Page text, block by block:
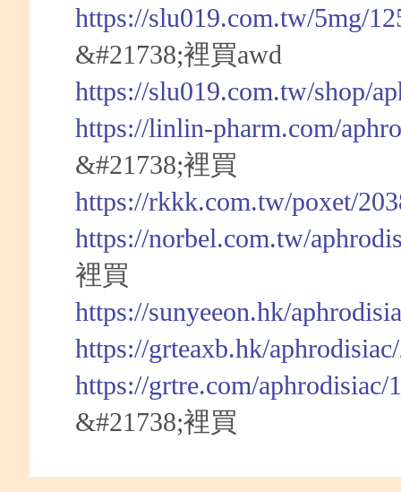
https://slu019.com.tw/5mg/
&#21738;裡買awd
https://slu019.com.tw/shop/
https://linlin-pharm.com/
&#21738;裡買
https://rkkk.com.tw/poxet/
https://norbel.com.tw/
裡買
https://sunyeeon.hk/
https://grteaxb.hk/
https://grtre.com/aphrodisiac/
&#21738;裡買